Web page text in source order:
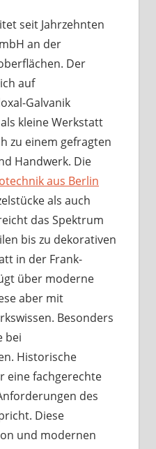
seit Jahrzehnten
an der
Der
auf
Galvanik
kleine Werkstatt
zu einem gefragten
Handwerk. Die
aus Berlin
als auch
das Spektrum
bis zu dekorativen
in der Frank-
über moderne
aber mit
Besonders
bei
Historische
eine fachgerechte
des
Diese
und modernen